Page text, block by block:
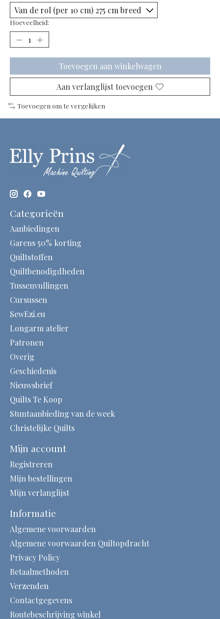
Hoeveelheid:
Toevoegen aan winkelwagen
Aan verlanglijst toevoegen
Toevoegen om te vergelijken
Categorieën
Aanbiedingen
Garens 50% korting
Quiltstoffen
Quiltbenodigdheden
Tussenvullingen
Cursussen
SewEzi.eu
Longarm atelier
Patronen
Overig
Geschiedenis
Nieuwsbrief
Quilts Te Koop
Stuntaanbieding van de week
Christelijke Quilts
Mijn account
Registreren
Mijn bestellingen
Mijn verlanglijst
Informatie
Algemene voorwaarden
Algemene voorwaarden Quiltopdracht
Privacy Policy
Betaalmethoden
Verzenden
Contactgegevens
Routebeschrijving winkel